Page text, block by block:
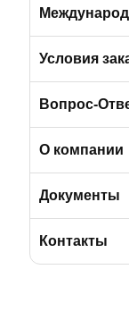
Автобусы
Условия
Отличия
Порядок
Условия
Вопрос-
О компании
О компании
BBus Group
Документы
Лицензии и
Контакты